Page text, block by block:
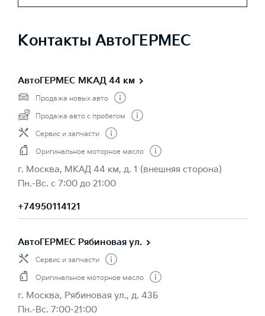
Контакты АвтоГЕРМЕС
АвтоГЕРМЕС МКАД 44 км
Продажа новых авто
Продажа авто с пробегом
Сервис и запчасти
Оригинальное моторное масло
г. Москва, МКАД 44 км, д. 1 (внешняя сторона)
Пн.-Вс. с 7:00 до 21:00
+74950114121
АвтоГЕРМЕС Рябиновая ул.
Сервис и запчасти
Оригинальное моторное масло
г. Москва, Рябиновая ул., д. 43Б
Пн.-Вс. 7:00-21:00